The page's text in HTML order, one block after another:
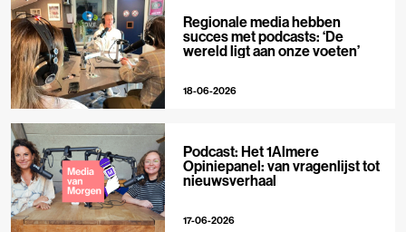
Regionale media hebben
succes met podcasts: ‘De
wereld ligt aan onze voeten’
18-06-2026
Podcast: Het 1Almere
Opiniepanel: van vragenlijst tot
nieuwsverhaal
17-06-2026